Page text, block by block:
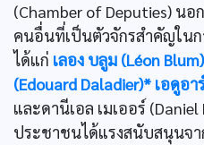
(Chamber of Deputies) นอ
คนอื่นที่เป็นตัวจักรสำคัญใน
ได้แก่ เลอง บลูม (Léon
(Edouard Daladier)* เอดูอา
และดานีเอล เมเออร์
ประชาชนได้แรงสนับสนุนจ